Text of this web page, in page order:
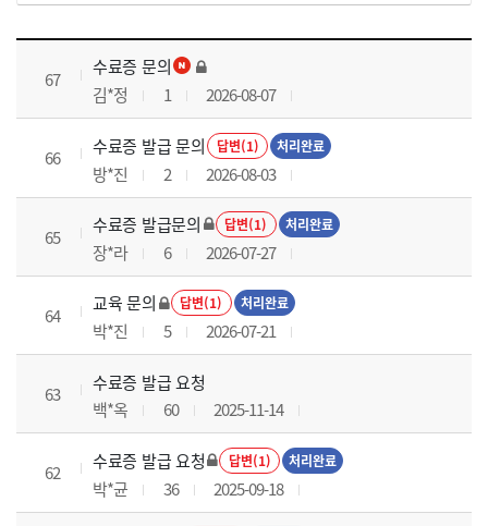
국가회계실무 과정 목록 으로 번호, 제목, 작성자, 조회수, 등록 일로 나열 되고 있습니다.
67
수료증 문의
김*정
1 2026-08-07
66
수료증 발급 문의 답변(1) 처리완료
방*진 2 2026-08-03
65
수료증 발급문의 답변(1) 처리완료
장*라 6 2026-07-27
64
교육 문의 답변(1) 처리완료
박*진 5 2026-07-21
63
수료증 발급 요청
백*옥
60 2025-11-14
62
수료증 발급 요청 답변(1) 처리완료
박*균 36 2025-09-18